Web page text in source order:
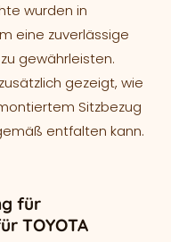
wurden in
eine zuverlässige
gewährleisten.
gezeigt, wie
Sitzbezug
entfalten kann.
für
TOYOTA